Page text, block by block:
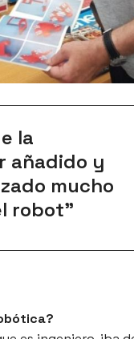
la
añadido y
mucho
robot”